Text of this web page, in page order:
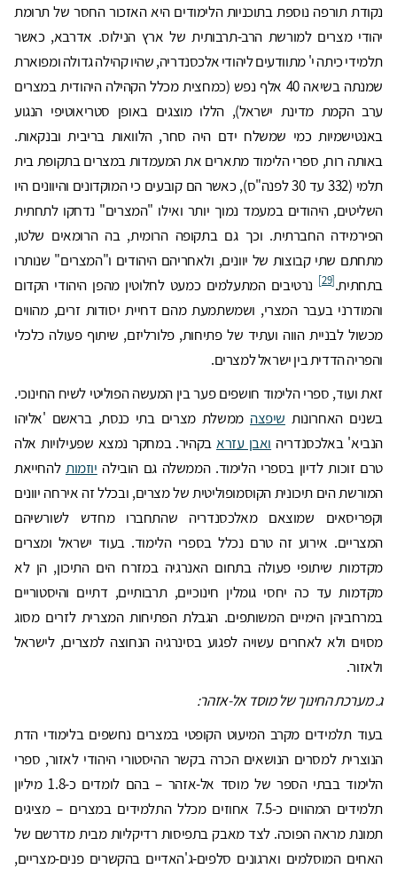
נקודת תורפה נוספת בתוכניות הלימודים היא האזכור החסר של תרומת
יהודי מצרים למורשת הרב-תרבותית של ארץ הנילוס. אדרבא, כאשר
תלמידי כיתה י' מתוודעים ליהודי אלכסנדריה, שהיו קהילה גדולה ומפוארת
שמנתה בשיאה 40 אלף נפש (כמחצית מכלל הקהילה היהודית במצרים
ערב הקמת מדינת ישראל), הללו מוצגים באופן סטריאוטיפי הנגוע
באנטישמיות כמי שמשלח ידם היה סחר, הלוואות בריבית ובנקאות.
באותה רוח, ספרי הלימוד מתארים את המעמדות במצרים בתקופת בית
תלמי (332 עד 30 לפנה"ס), כאשר הם קובעים כי המוקדונים והיוונים היו
השליטים, היהודים במעמד נמוך יותר ואילו "המצרים" נדחקו לתחתית
הפירמידה החברתית. וכך גם בתקופה הרומית, בה הרומאים שלטו,
מתחתם שתי קבוצות של יוונים, ולאחריהם היהודים ו"המצרים" שנותרו
בתחתית.[29]
נרטיבים המתעלמים כמעט לחלוטין מהפן היהודי הקדום
והמודרני בעבר המצרי, ושמשתמעת מהם דחיית יסודות זרים, מהווים
מכשול לבניית הווה ועתיד של פתיחות, פלורליזם, שיתוף פעולה כלכלי
והפריה הדדית בין ישראל למצרים.
זאת ועוד, ספרי הלימוד חושפים פער בין המעשה הפוליטי לשיח החינוכי.
בשנים האחרונות שיפצה ממשלת מצרים בתי כנסת, בראשם 'אליהו
הנביא' באלכסנדריה ואבן עזראבקהיר. במחקר נמצא שפעילויות אלה
טרם זוכות לדיון בספרי הלימוד. הממשלה גם הובילה יוזמות להחייאת
המורשת הים תיכונית הקוסמופוליטית של מצרים, ובכלל זה אירחה יוונים
וקפריסאים שמוצאם מאלכסנדריה שהתחברו מחדש לשורשיהם
המצריים. אירוע זה טרם נכלל בספרי הלימוד. בעוד ישראל ומצרים
מקדמות שיתופי פעולה בתחום האנרגיה במזרח הים התיכון, הן לא
מקדמות עד כה יחסי גומלין חינוכיים, תרבותיים, דתיים והיסטוריים
במרחביהן הימיים המשותפים. הגבלת הפתיחות המצרית לזרים מסוג
מסוים ולא לאחרים עשויה לפגוע בסינרגיה הנחוצה למצרים, לישראל
ולאזור.
ג. מערכת החינוך של מוסד אל-אזהר:
בעוד תלמידים מקרב המיעוט הקופטי במצרים נחשפים בלימודי הדת
הנוצרית למסרים הנושאים הכרה בקשר ההיסטורי היהודי לאזור, ספרי
הלימוד בבתי הספר של מוסד אל-אזהר – בהם לומדים כ-1.8 מיליון
תלמידים המהווים כ-7.5 אחוזים מכלל התלמידים במצרים – מציגים
תמונת מראה הפוכה. לצד מאבק בתפיסות רדיקליות מבית מדרשם של
האחים המוסלמים וארגונים סלפים-ג'האדיים בהקשרים פנים-מצריים,